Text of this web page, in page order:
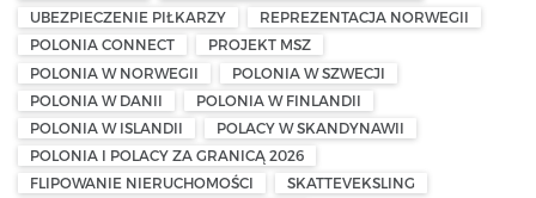
UBEZPIECZENIE PIŁKARZY
REPREZENTACJA NORWEGII
POLONIA CONNECT
PROJEKT MSZ
POLONIA W NORWEGII
POLONIA W SZWECJI
POLONIA W DANII
POLONIA W FINLANDII
POLONIA W ISLANDII
POLACY W SKANDYNAWII
POLONIA I POLACY ZA GRANICĄ 2026
FLIPOWANIE NIERUCHOMOŚCI
SKATTEVEKSLING